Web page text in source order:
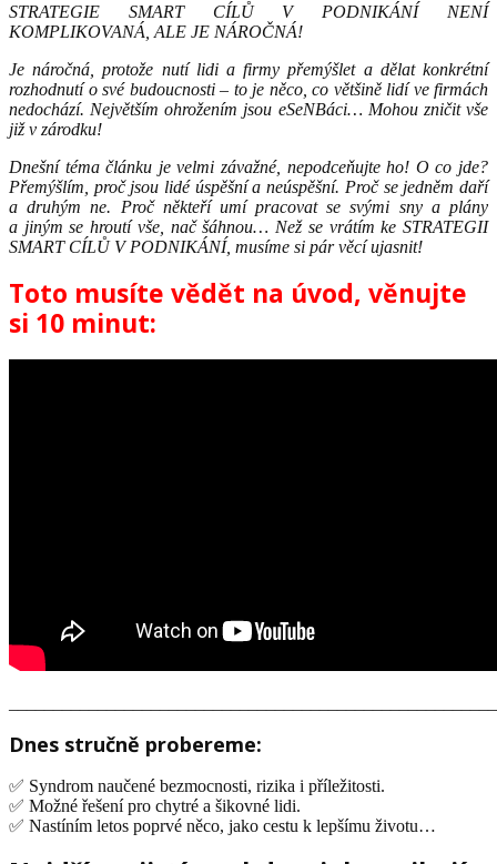
STRATEGIE SMART CÍLŮ V PODNIKÁNÍ NENÍ
KOMPLIKOVANÁ, ALE JE NÁROČNÁ!
Je náročná, protože nutí lidi a firmy přemýšlet a dělat konkrétní
rozhodnutí o své budoucnosti – to je něco, co většině lidí ve firmách
nedochází. Největším ohrožením jsou eSeNBáci… Mohou zničit vše
již v zárodku!
Dnešní téma článku je velmi závažné, nepodceňujte ho! O co jde?
Přemýšlím, proč jsou lidé úspěšní a neúspěšní. Proč se jedněm daří
a druhým ne. Proč někteří umí pracovat se svými sny a plány
a jiným se hroutí vše, nač šáhnou… Než se vrátím ke STRATEGII
SMART CÍLŮ V PODNIKÁNÍ, musíme si pár věcí ujasnit!
Toto musíte vědět na úvod, věnujte
si 10 minut:
Dnes stručně probereme:
✅ Syndrom naučené bezmocnosti, rizika i příležitosti.
✅ Možné řešení pro chytré a šikovné lidi.
✅ Nastíním letos poprvé něco, jako cestu k lepšímu životu…